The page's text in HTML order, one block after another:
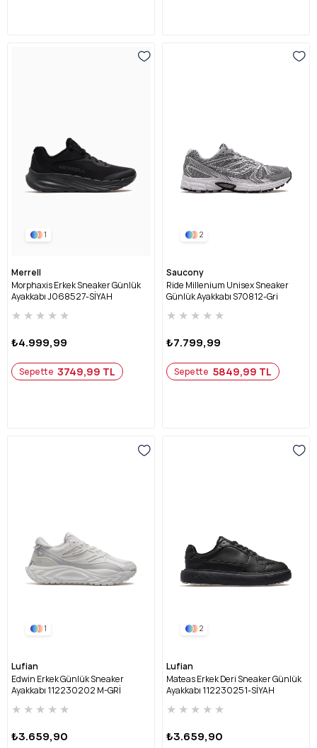
1
Merrell
Morphaxis Erkek Sneaker Günlük
Ayakkabı J068527-SİYAH
★ ★ ★ ★ ★
₺4.999,99
Sepette 3749,99 TL
2
Saucony
Ride Millenium Unisex Sneaker
Günlük Ayakkabı S70812-Gri
★ ★ ★ ★ ★
₺7.799,99
Sepette 5849,99 TL
1
Lufian
Edwin Erkek Günlük Sneaker
Ayakkabı 112230202 M-GRİ
★ ★ ★ ★ ★
₺3.659,90
2
Lufian
Mateas Erkek Deri Sneaker Günlük
Ayakkabı 112230251-SİYAH
★ ★ ★ ★ ★
₺3.659,90